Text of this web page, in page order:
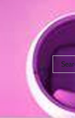
Search
for: